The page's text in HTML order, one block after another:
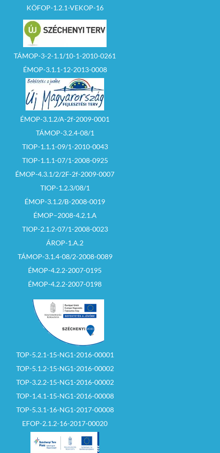
KÖFOP-1.2.1-VEKOP-16
TÁMOP-3-2-1.1/10-1-2010-0261
ÉMOP-3.1.1-12-2013-0008
ÉMOP-3.1.2/A-2f-2009-0001
TÁMOP-3.2.4-08/1
TIOP-1.1.1-09/1-2010-0043
TIOP-1.1.1-07/1-2008-0925
ÉMOP-4.3.1/2/2F-2f-2009-0007
TIOP-1.2.3/08/1
ÉMOP-3.1.2/B-2008-0019
ÉMOP–2008-4.2.1.A
TIOP-2.1.2-07/1-2008-0023
ÁROP-1.A.2
TÁMOP-3.1.4-08/2-2008-0089
ÉMOP-4.2.2-2007-0195
ÉMOP-4.2.2-2007-0198
TOP-5.2.1-15-NG1-2016-00001
TOP-5.1.2-15-NG1-2016-00002
TOP-3.2.2-15-NG1-2016-00002
TOP-1.4.1-15-NG1-2016-00008
TOP-5.3.1-16-NG1-2017-00008
EFOP-2.1.2-16-2017-00020